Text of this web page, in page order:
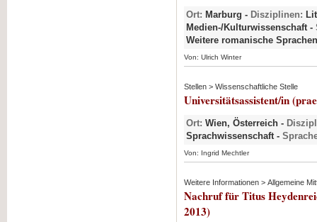
Ort: Marburg - Disziplinen:
Medien-/Kulturwissenschaft -
Weitere romanische Sprachen
Von: Ulrich Winter
Stellen > Wissenschaftliche Stelle
Universitätsassistent/in
Ort: Wien, Österreich -
Sprachwissenschaft -
Von: Ingrid Mechtler
Weitere Informationen > Allgemeine
Nachruf für Titus
2013)